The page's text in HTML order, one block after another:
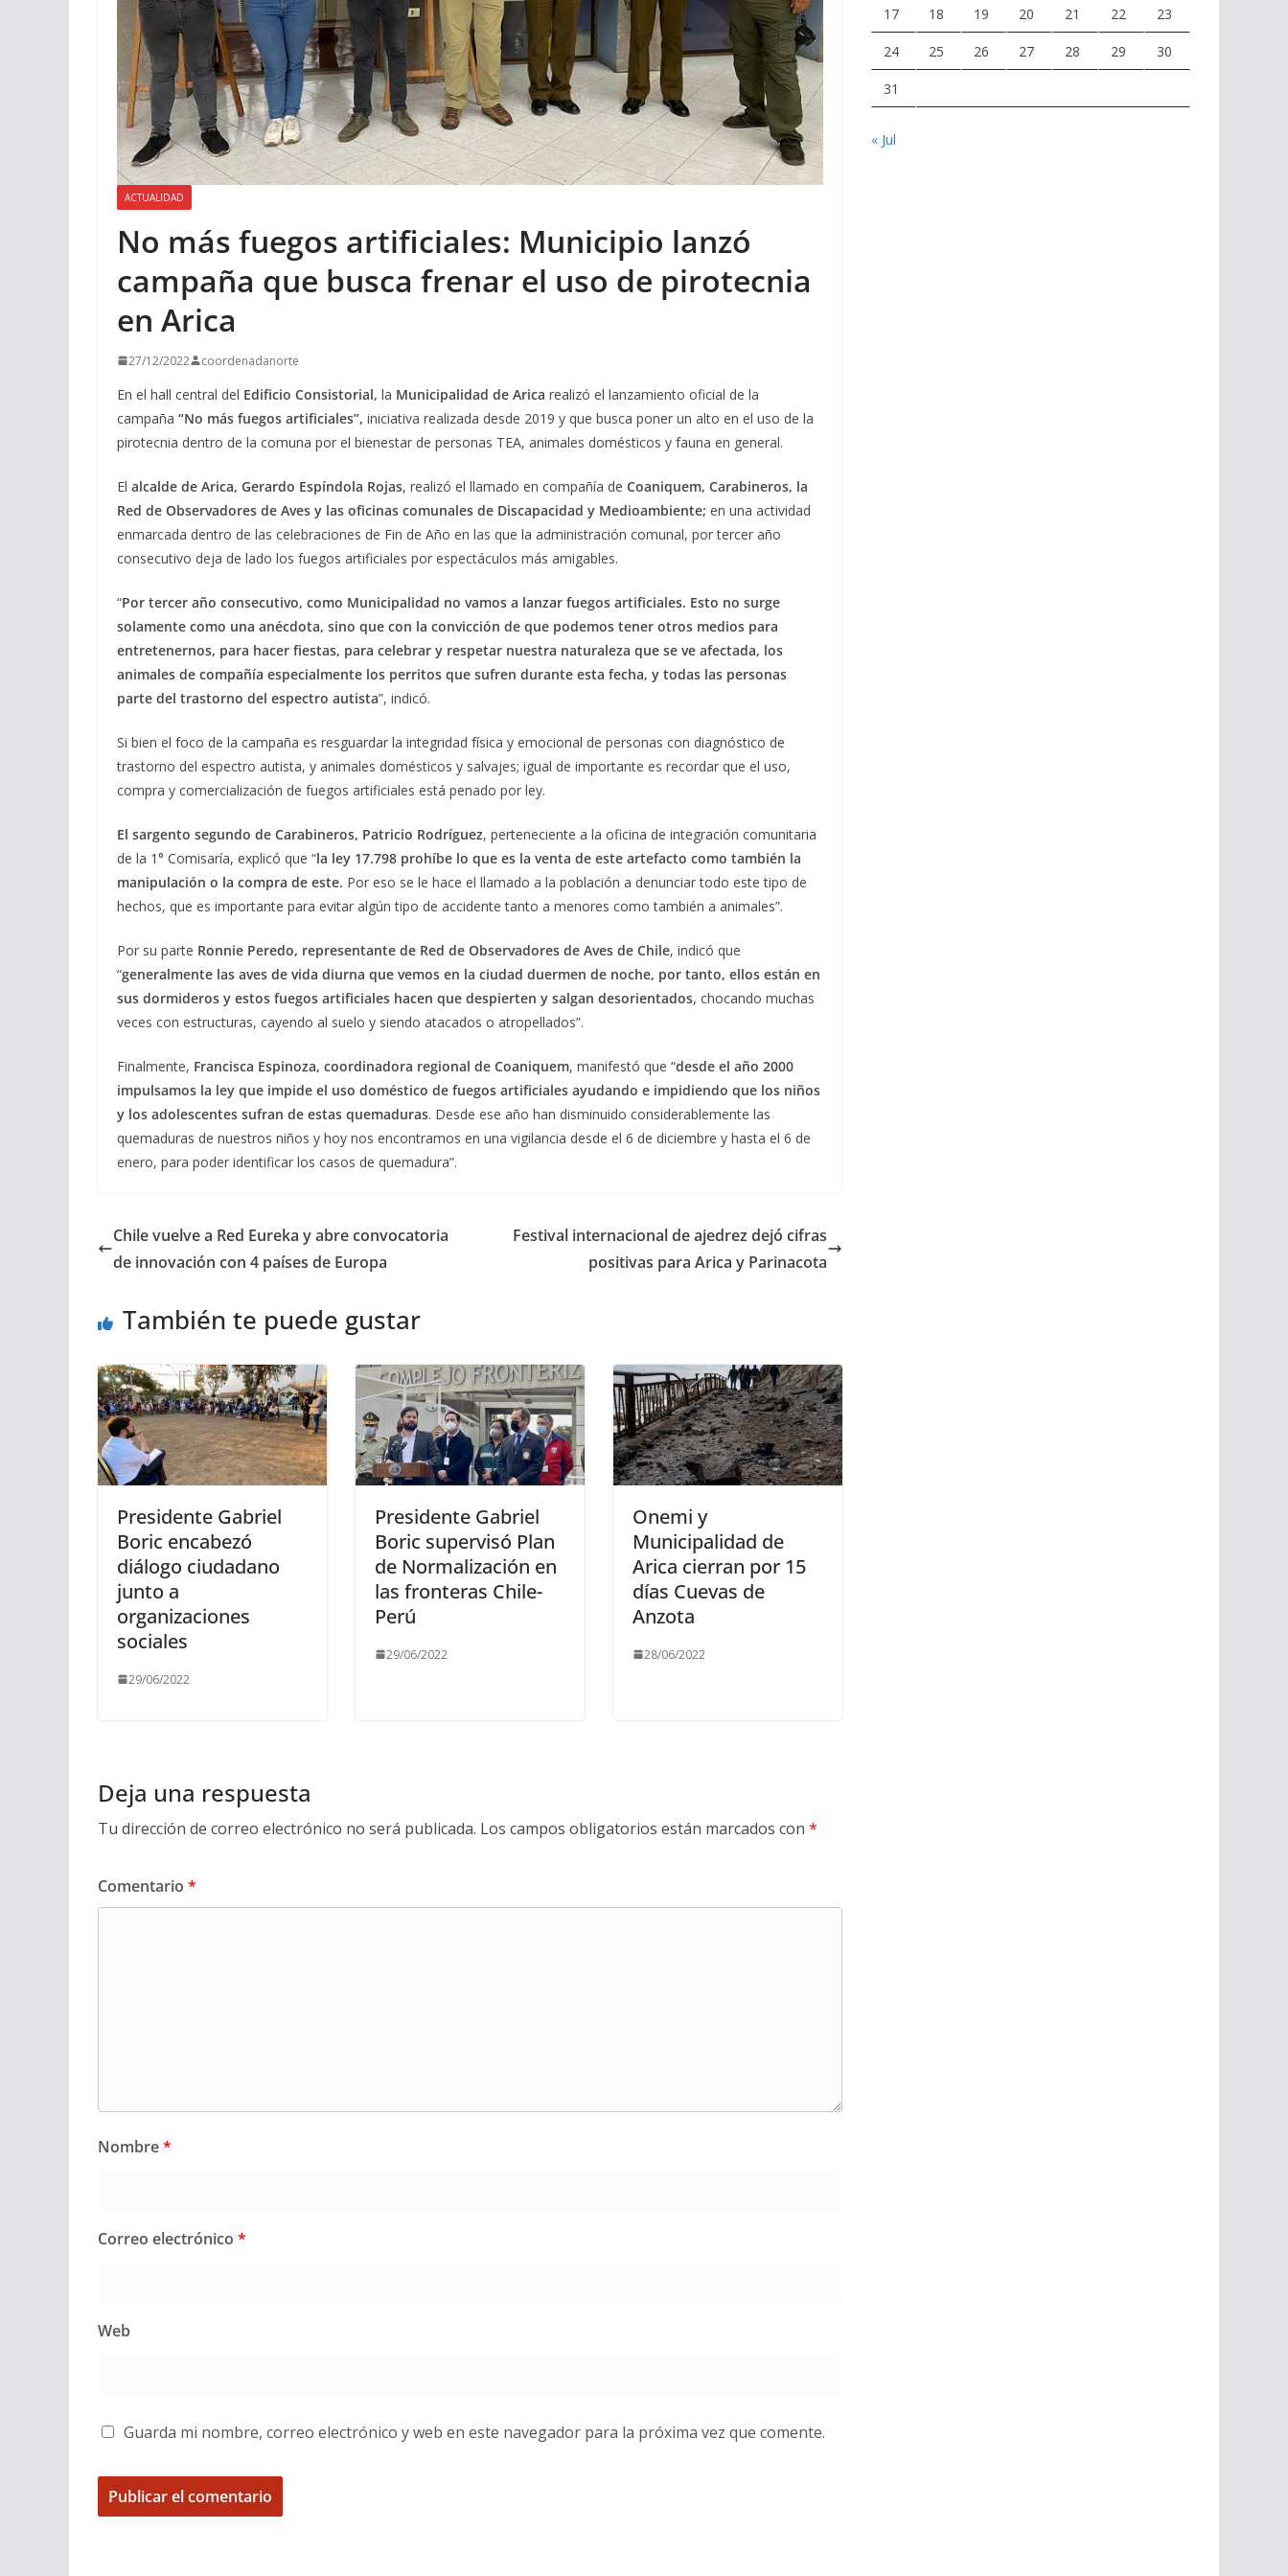
ACTUALIDAD
No más fuegos artificiales: Municipio lanzó
campaña que busca frenar el uso de pirotecnia
en Arica
27/12/2022 coordenadanorte
En el hall central del Edificio Consistorial, la Municipalidad de Arica realizó el lanzamiento oficial de la
campaña “No más fuegos artificiales”, iniciativa realizada desde 2019 y que busca poner un alto en el uso de la
pirotecnia dentro de la comuna por el bienestar de personas TEA, animales domésticos y fauna en general.
El alcalde de Arica, Gerardo Espíndola Rojas, realizó el llamado en compañía de Coaniquem, Carabineros, la
Red de Observadores de Aves y las oficinas comunales de Discapacidad y Medioambiente; en una actividad
enmarcada dentro de las celebraciones de Fin de Año en las que la administración comunal, por tercer año
consecutivo deja de lado los fuegos artificiales por espectáculos más amigables.
“Por tercer año consecutivo, como Municipalidad no vamos a lanzar fuegos artificiales. Esto no surge
solamente como una anécdota, sino que con la convicción de que podemos tener otros medios para
entretenernos, para hacer fiestas, para celebrar y respetar nuestra naturaleza que se ve afectada, los
animales de compañía especialmente los perritos que sufren durante esta fecha, y todas las personas
parte del trastorno del espectro autista”, indicó.
Si bien el foco de la campaña es resguardar la integridad física y emocional de personas con diagnóstico de
trastorno del espectro autista, y animales domésticos y salvajes; igual de importante es recordar que el uso,
compra y comercialización de fuegos artificiales está penado por ley.
El sargento segundo de Carabineros, Patricio Rodríguez, perteneciente a la oficina de integración comunitaria
de la 1° Comisaría, explicó que “la ley 17.798 prohíbe lo que es la venta de este artefacto como también la
manipulación o la compra de este. Por eso se le hace el llamado a la población a denunciar todo este tipo de
hechos, que es importante para evitar algún tipo de accidente tanto a menores como también a animales”.
Por su parte Ronnie Peredo, representante de Red de Observadores de Aves de Chile, indicó que
“generalmente las aves de vida diurna que vemos en la ciudad duermen de noche, por tanto, ellos están en
sus dormideros y estos fuegos artificiales hacen que despierten y salgan desorientados, chocando muchas
veces con estructuras, cayendo al suelo y siendo atacados o atropellados”.
Finalmente, Francisca Espinoza, coordinadora regional de Coaniquem, manifestó que “desde el año 2000
impulsamos la ley que impide el uso doméstico de fuegos artificiales ayudando e impidiendo que los niños
y los adolescentes sufran de estas quemaduras. Desde ese año han disminuido considerablemente las
quemaduras de nuestros niños y hoy nos encontramos en una vigilancia desde el 6 de diciembre y hasta el 6 de
enero, para poder identificar los casos de quemadura”.
Chile vuelve a Red Eureka y abre convocatoria
de innovación con 4 países de Europa
Festival internacional de ajedrez dejó cifras
positivas para Arica y Parinacota
También te puede gustar
Presidente Gabriel
Boric encabezó
diálogo ciudadano
junto a
organizaciones
sociales
29/06/2022
Presidente Gabriel
Boric supervisó Plan
de Normalización en
las fronteras Chile-
Perú
29/06/2022
Onemi y
Municipalidad de
Arica cierran por 15
días Cuevas de
Anzota
28/06/2022
Deja una respuesta
Tu dirección de correo electrónico no será publicada. Los campos obligatorios están marcados con *
Comentario *
Nombre*
Correo electrónico *
Web
Guarda mi nombre, correo electrónico y web en este navegador para la próxima vez que comente.
17 18 19 20 21 22 23
24 25 26 27 28 29 30
31
« Jul